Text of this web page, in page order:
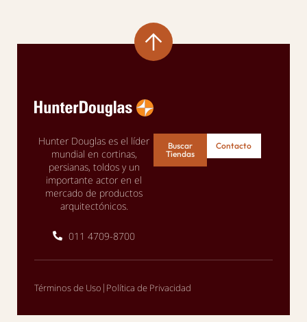
Hunter Douglas es el líder
mundial en cortinas,
persianas, toldos y un
importante actor en el
mercado de productos
arquitectónicos.
011 4709-8700
Buscar
Tiendas
Contacto
Términos de Uso | Política de Privacidad